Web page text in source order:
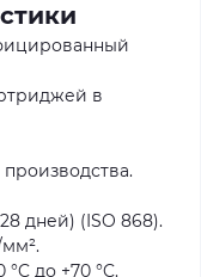
в
дней) (ISO 868).
до +70 °C.